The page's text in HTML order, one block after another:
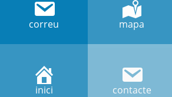
correu mapa
inici contacte